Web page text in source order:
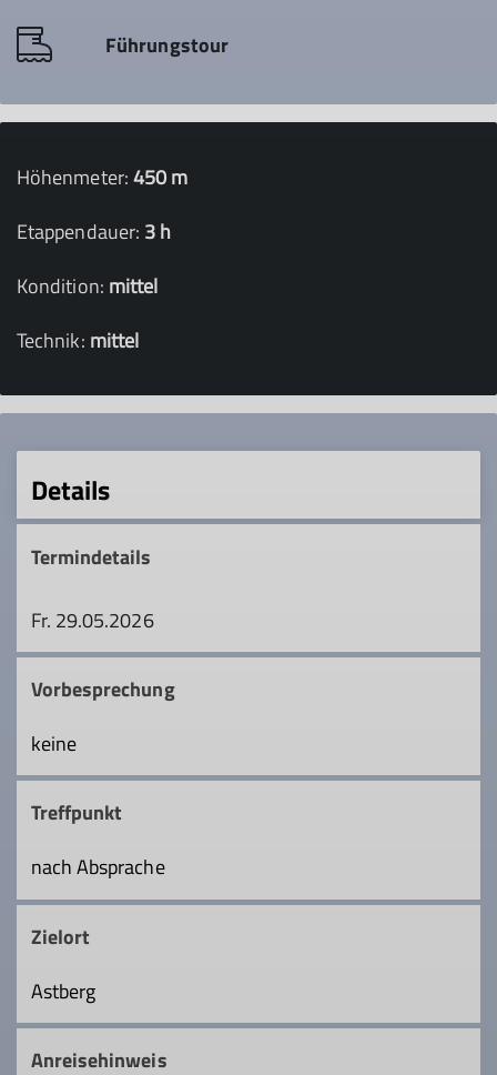
Führungstour
Höhenmeter:450 m
Etappendauer: 3 h
Kondition: mittel
Technik: mittel
Details
Termindetails
Fr. 29.05.2026
Vorbesprechung
keine
Treffpunkt
nach Absprache
Zielort
Astberg
Anreisehinweis